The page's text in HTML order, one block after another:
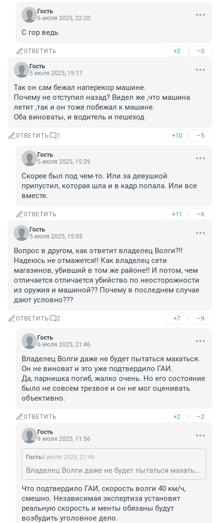
Гость
6 июля 2025, 22:20
С гор ведь
ОТВЕТИТЬ +2 –0
Гость
5 июля 2025, 15:17
Так он сам бежал наперекор машине.
Почему не отступил назад? Видел же ,что машина
летит ,так и он тоже побежал к машине.
Оба виноваты, и водитель и пешеход
ОТВЕТИТЬ 1 +10 –5
Гость
5 июля 2025, 15:29
Скорее был под чем-то. Или за девушкой
припустил, которая шла и в кадр попала. Или все
вместе.
ОТВЕТИТЬ +11 –6
Гость
5 июля 2025, 15:05
Вопрос в другом, как ответит владелец Волги?!!
Надеюсь не отмажется!! Как владелец сети
магазинов, убивший в том же районе!! И потом, чем
отличается отличается убийство по неосторожности
из оружия и машиной?? Почему в последнем случае
дают условно???
ОТВЕТИТЬ 2 +7 –9
Гость
6 июля 2025, 21:46
Владелец Волги даже не будет пытаться махаться.
Он не виноват и это уже подтвердило ГАИ.
Да, парнишка погиб, жалко очень. Но его состояние
было не совсем трезвое и он не мог оценивать
объективно.
ОТВЕТИТЬ +2 –2
Гость
9 июля 2025, 11:56
Гость6 июля 2025, 21:46
Владелец Волги даже не будет пытаться махаться. Он не виноват и это уже подтвердило ГАИ. Да, парнишка погиб, жалко очень. Но его состояние было не совсем трезвое и он не мог оценивать объективно.
Что подтвердило ГАИ, скорость волги 40 км/ч,
смешно. Независимая экспертиза установит
реальную скорость и менты обязаны будут
возбудить уголовное дело.